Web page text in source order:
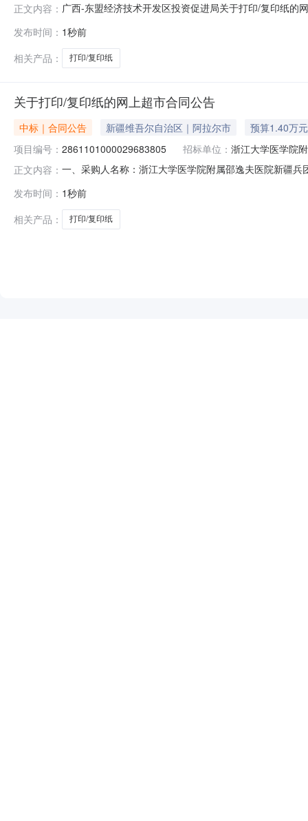
正文内容： 广西-东盟经济技术开发区投资促进局关于打印/复印纸的
目编号:2012501000008112904项目联系人:林立项目联
发布时间： 1秒前
相关产品：
打印/复印纸
关于打印/复印纸的网上超市合同公告
中标｜合同公告 新疆维吾尔自治区｜阿拉尔市
预算1.40万元
项目编号： 2861101000029683805 招标单位： 浙江大学医学院
正文内容： 一、采购人名称：浙江大学医学院附属邵逸夫医院新疆
(元)1得力33268打印/复印纸A4打印纸/复印纸得力/
发布时间： 1秒前
相关产品：
打印/复印纸